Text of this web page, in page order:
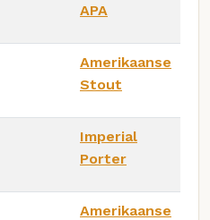
APA
Amerikaanse
Stout
Imperial
Porter
Amerikaanse